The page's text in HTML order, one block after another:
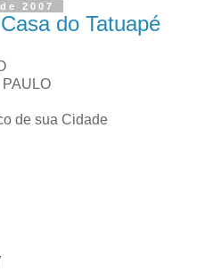
2007
do Tatuapé
de sua Cidade